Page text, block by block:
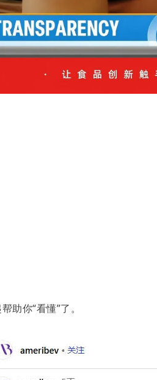
助你“看懂”了。